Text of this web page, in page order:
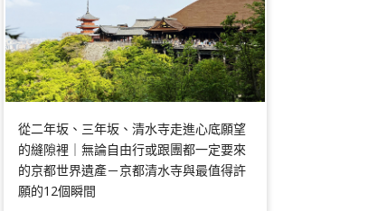
從二年坂、三年坂、清水寺走進心底願望
的縫隙裡｜無論自由行或跟團都一定要來
的京都世界遺產－京都清水寺與最值得許
願的12個瞬間